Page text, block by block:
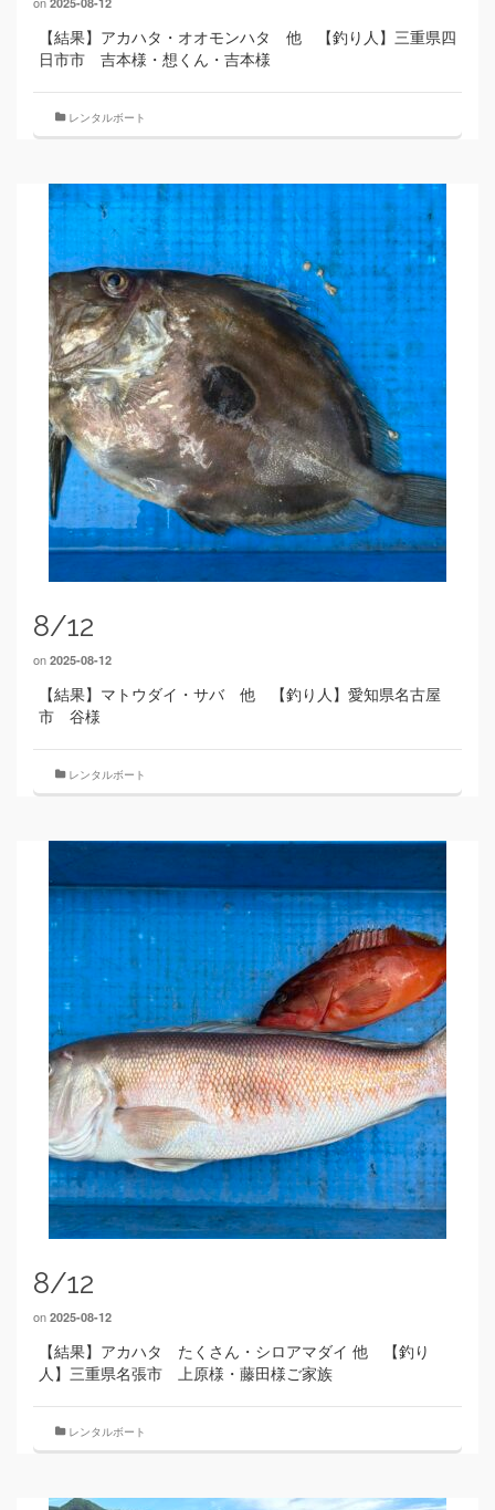
【結果】アカハタ・オオモンハタ 他 【釣り人】三重県四
日市市 吉本様・想くん・吉本様
レンタルボート
8/12
on 2025-08-12
【結果】マトウダイ・サバ 他 【釣り人】愛知県名古屋
市 谷様
レンタルボート
8/12
on 2025-08-12
【結果】アカハタ たくさん・シロアマダイ 他 【釣り
人】三重県名張市 上原様・藤田様ご家族
レンタルボート